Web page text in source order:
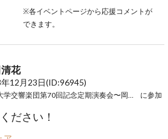
※各イベントページから応援コメントが
できます。
花
12月23日(ID:96945)
に参加
ださい！